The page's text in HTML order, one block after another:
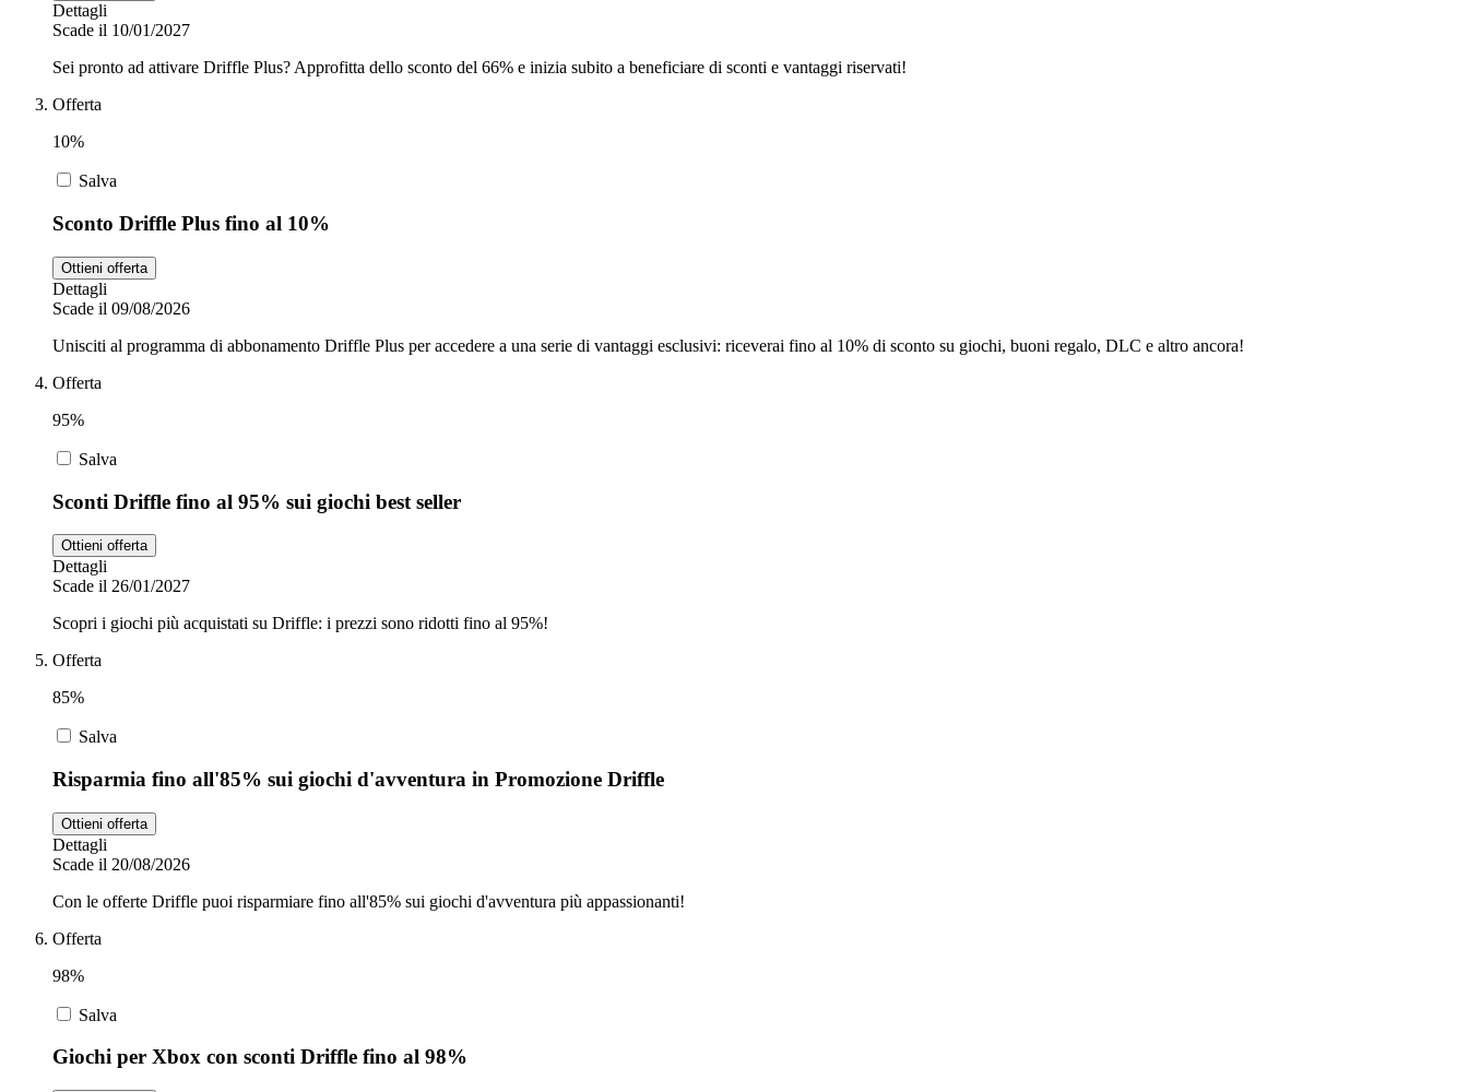
Dettagli
Scade il 10/01/2027
Sei pronto ad attivare Driffle Plus? Approfitta dello sconto del 66% e inizia subito a beneficiare di sconti e vantaggi riservati!
Offerta
10%
Salva
Sconto Driffle Plus fino al 10%
Ottieni offerta
Dettagli
Scade il 09/08/2026
Unisciti al programma di abbonamento Driffle Plus per accedere a una serie di vantaggi esclusivi: riceverai fino al 10% di sconto su giochi, buoni regalo, DLC e altro ancora!
Offerta
95%
Salva
Sconti Driffle fino al 95% sui giochi best seller
Ottieni offerta
Dettagli
Scade il 26/01/2027
Scopri i giochi più acquistati su Driffle: i prezzi sono ridotti fino al 95%!
Offerta
85%
Salva
Risparmia fino all'85% sui giochi d'avventura in Promozione Driffle
Ottieni offerta
Dettagli
Scade il 20/08/2026
Con le offerte Driffle puoi risparmiare fino all'85% sui giochi d'avventura più appassionanti!
Offerta
98%
Salva
Giochi per Xbox con sconti Driffle fino al 98%